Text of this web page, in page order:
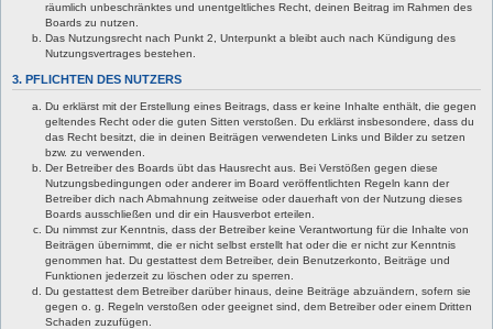
räumlich unbeschränktes und unentgeltliches Recht, deinen Beitrag im Rahmen des
Boards zu nutzen.
Das Nutzungsrecht nach Punkt 2, Unterpunkt a bleibt auch nach Kündigung des
Nutzungsvertrages bestehen.
3. PFLICHTEN DES NUTZERS
Du erklärst mit der Erstellung eines Beitrags, dass er keine Inhalte enthält, die gegen
geltendes Recht oder die guten Sitten verstoßen. Du erklärst insbesondere, dass du
das Recht besitzt, die in deinen Beiträgen verwendeten Links und Bilder zu setzen
bzw. zu verwenden.
Der Betreiber des Boards übt das Hausrecht aus. Bei Verstößen gegen diese
Nutzungsbedingungen oder anderer im Board veröffentlichten Regeln kann der
Betreiber dich nach Abmahnung zeitweise oder dauerhaft von der Nutzung dieses
Boards ausschließen und dir ein Hausverbot erteilen.
Du nimmst zur Kenntnis, dass der Betreiber keine Verantwortung für die Inhalte von
Beiträgen übernimmt, die er nicht selbst erstellt hat oder die er nicht zur Kenntnis
genommen hat. Du gestattest dem Betreiber, dein Benutzerkonto, Beiträge und
Funktionen jederzeit zu löschen oder zu sperren.
Du gestattest dem Betreiber darüber hinaus, deine Beiträge abzuändern, sofern sie
gegen o. g. Regeln verstoßen oder geeignet sind, dem Betreiber oder einem Dritten
Schaden zuzufügen.